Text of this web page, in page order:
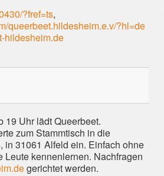
?fref=ts,
queerbeet.hildesheim.e.v/?hl=de
hildesheim.de
19 Uhr lädt Queerbeet.
zum Stammtisch in die
in 31061 Alfeld ein. Einfach ohne
kennenlernen. Nachfragen
gerichtet werden.